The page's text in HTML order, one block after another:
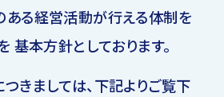
る経営活動が行える体制を
基本方針としております。
きましては、下記よりご覧下